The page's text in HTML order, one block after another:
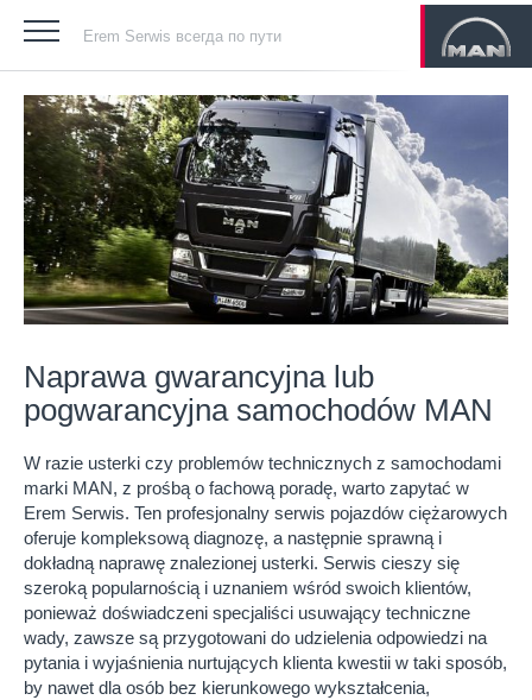
Erem Serwis всегда по пути
Naprawa gwarancyjna lub
pogwarancyjna samochodów MAN
W razie usterki czy problemów technicznych z samochodami
marki MAN, z prośbą o fachową poradę, warto zapytać w
Erem Serwis. Ten profesjonalny serwis pojazdów ciężarowych
oferuje kompleksową diagnozę, a następnie sprawną i
dokładną naprawę znalezionej usterki. Serwis cieszy się
szeroką popularnością i uznaniem wśród swoich klientów,
ponieważ doświadczeni specjaliści usuwający techniczne
wady, zawsze są przygotowani do udzielenia odpowiedzi na
pytania i wyjaśnienia nurtujących klienta kwestii w taki sposób,
by nawet dla osób bez kierunkowego wykształcenia,